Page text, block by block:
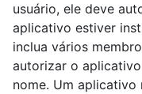
usuário, ele deve
aplicativo estiver
inclua vários
autorizar o
nome. Um aplicativo